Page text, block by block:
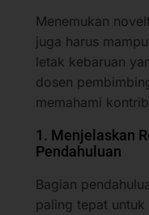
Menemukan
juga harus
letak kebaruan
dosen
memahami
1. Menjelaskan
Pendahuluan
Bagian
paling tepat untuk